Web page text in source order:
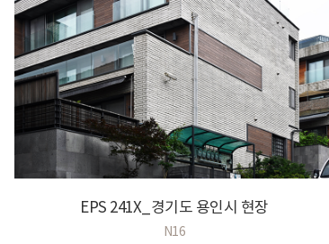
EPS 241X_경기도 용인시 현장
N16